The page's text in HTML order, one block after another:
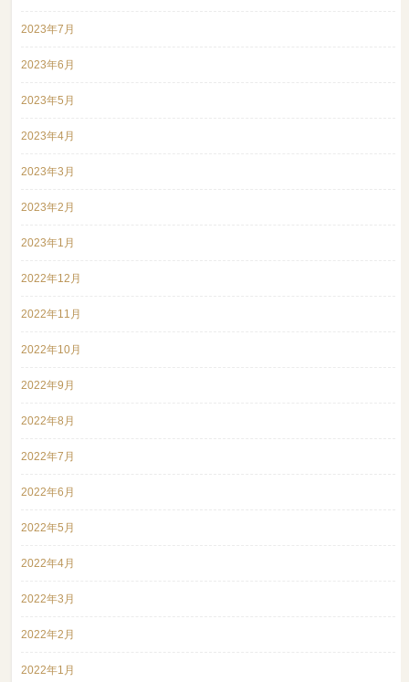
2023年7月
2023年6月
2023年5月
2023年4月
2023年3月
2023年2月
2023年1月
2022年12月
2022年11月
2022年10月
2022年9月
2022年8月
2022年7月
2022年6月
2022年5月
2022年4月
2022年3月
2022年2月
2022年1月